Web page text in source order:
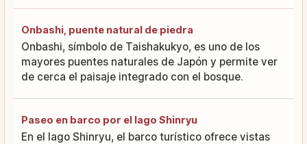
Onbashi, puente natural de piedra
Onbashi, símbolo de Taishakukyo, es uno de los
mayores puentes naturales de Japón y permite ver
de cerca el paisaje integrado con el bosque.
Paseo en barco por el lago Shinryu
En el lago Shinryu, el barco turístico ofrece vistas